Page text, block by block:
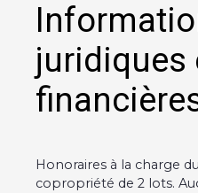
juridiques
Honoraires à la charge
copropriété de 2 lots.